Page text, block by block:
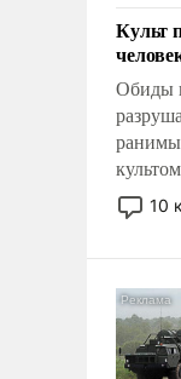
Культ
Обиды
10